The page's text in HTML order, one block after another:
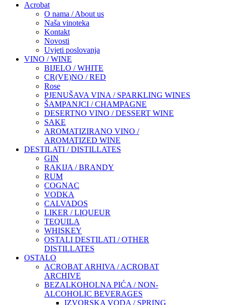
Acrobat
O nama / About us
Naša vinoteka
Kontakt
Novosti
Uvjeti poslovanja
VINO / WINE
BIJELO / WHITE
CR(VE)NO / RED
Rose
PJENUŠAVA VINA / SPARKLING WINES
ŠAMPANJCI / CHAMPAGNE
DESERTNO VINO / DESSERT WINE
SAKE
AROMATIZIRANO VINO /
AROMATIZED WINE
DESTILATI / DISTILLATES
GIN
RAKIJA / BRANDY
RUM
COGNAC
VODKA
CALVADOS
LIKER / LIQUEUR
TEQUILA
WHISKEY
OSTALI DESTILATI / OTHER
DISTILLATES
OSTALO
ACROBAT ARHIVA / ACROBAT
ARCHIVE
BEZALKOHOLNA PIĆA / NON-
ALCOHOLIC BEVERAGES
IZVORSKA VODA / SPRING